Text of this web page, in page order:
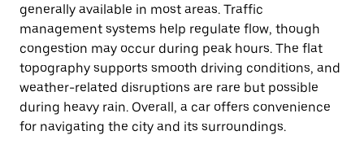
generally available in most areas. Traffic
management systems help regulate flow, though
congestion may occur during peak hours. The flat
topography supports smooth driving conditions, and
weather-related disruptions are rare but possible
during heavy rain. Overall, a car offers convenience
for navigating the city and its surroundings.